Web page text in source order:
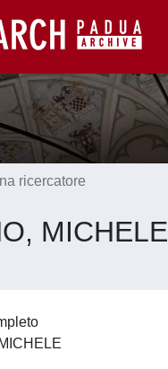
ricercatore
MICHELE